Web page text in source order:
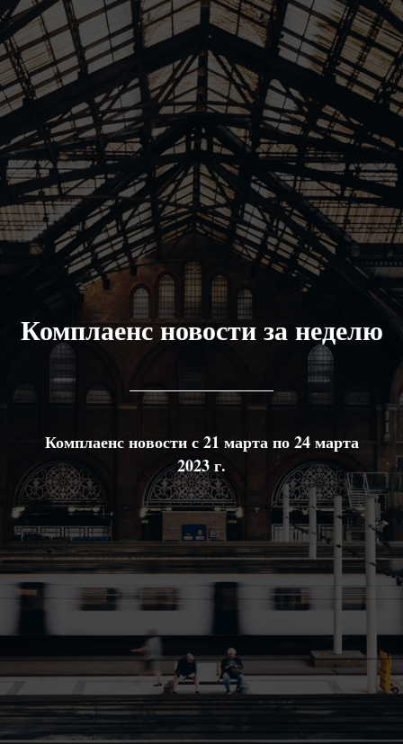
Комплаенс новости за неделю
Комплаенс новости с 21 марта по 24 марта
2023 г.